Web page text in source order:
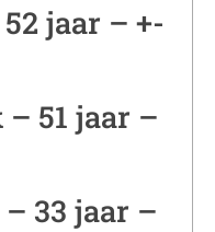
jaar – +-
51 jaar –
33 jaar –